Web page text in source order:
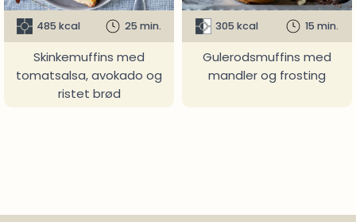
485 kcal 25 min.
Skinkemuffins med
tomatsalsa, avokado og
ristet brød
305 kcal 15 min.
Gulerodsmuffins med
mandler og frosting